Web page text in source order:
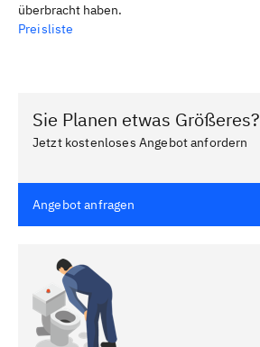
überbracht haben.
Preisliste
Sie Planen etwas Größeres?
Jetzt kostenloses Angebot anfordern
Angebot anfragen